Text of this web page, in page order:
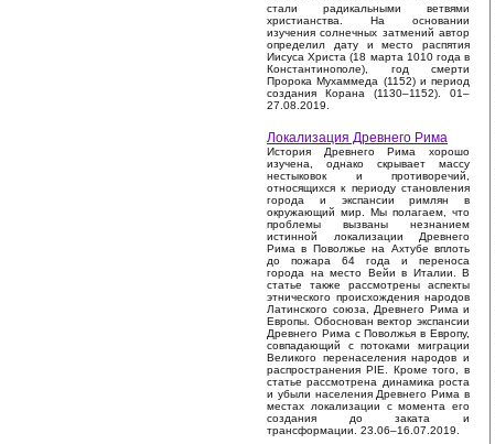
стали радикальными ветвями
христианства. На основании
изучения солнечных затмений автор
определил дату и место распятия
Иисуса Христа (18 марта 1010 года в
Константинополе), год смерти
Пророка Мухаммеда (1152) и период
создания Корана (1130–1152). 01–
27.08.2019.
Локализация Древнего Рима
История Древнего Рима хорошо
изучена, однако скрывает массу
нестыковок и противоречий,
относящихся к периоду становления
города и экспансии римлян в
окружающий мир. Мы полагаем, что
проблемы вызваны незнанием
истинной локализации Древнего
Рима в Поволжье на Ахтубе вплоть
до пожара 64 года и переноса
города на место Вейи в Италии. В
статье также рассмотрены аспекты
этнического происхождения народов
Латинского союза, Древнего Рима и
Европы. Обоснован вектор экспансии
Древнего Рима с Поволжья в Европу,
совпадающий с потоками миграции
Великого перенаселения народов и
распространения PIE. Кроме того, в
статье рассмотрена динамика роста
и убыли населения Древнего Рима в
местах локализации с момента его
создания до заката и
трансформации. 23.06–16.07.2019.